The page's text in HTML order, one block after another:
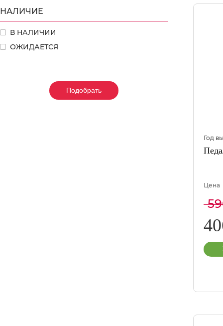
НАЛИЧИЕ
В НАЛИЧИИ
ОЖИДАЕТСЯ
Подобрать
Подобрать
Подобрать
Год
Цена